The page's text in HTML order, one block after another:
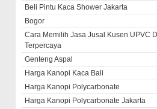
Beli Pintu Kaca Shower Jakarta
Bogor
Cara Memilih Jasa Jusal Kusen UPVC
Terpercaya
Genteng Aspal
Harga Kanopi Kaca Bali
Harga Kanopi Polycarbonate
Harga Kanopi Polycarbonate Jakarta